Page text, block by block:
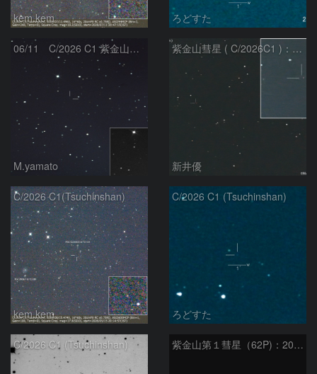
kem.kem ろどすた
06/11 C/2026 C1 紫金山彗星
M.yamato
紫金山彗星 ( C/2026C1 )：2026/05/16
新井優
C/2026 C1(Tsuchinshan)
kem.kem
C/2026 C1 (Tsuchinshan)
ろどすた
C/2026 C1 (Tsuchinshan) 紫金山第１彗星（62P)：2024/06/05